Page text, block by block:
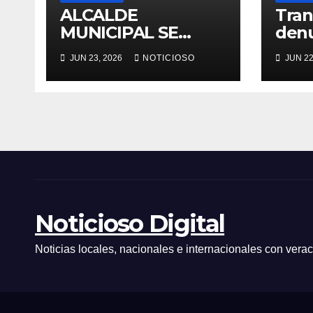
ALCALDE
MUNICIPAL SE
REFIERE A LA
PROMESA DE
PRESIDENTE DEL
JUN 23, 2026 NOTICIOSO
con
JUN
Noticioso Digital
Noticias locales, nacionales e internacionales con